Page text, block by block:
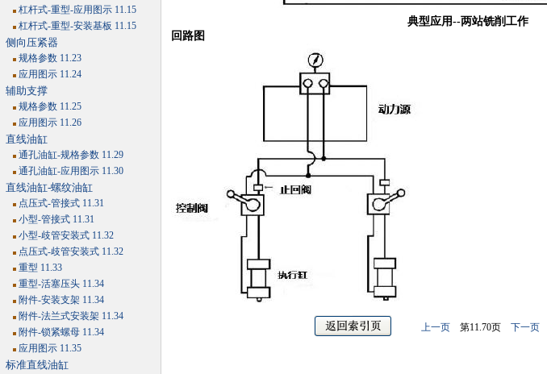
杠杆式-重型-应用图示 11.15
杠杆式-重型-安装基板 11.15
侧向压紧器
规格参数 11.23
应用图示 11.24
辅助支撑
规格参数 11.25
应用图示 11.26
直线油缸
通孔油缸-规格参数 11.29
通孔油缸-应用图示 11.30
直线油缸-螺纹油缸
点压式-管接式 11.31
小型-管接式 11.31
小型-歧管安装式 11.32
点压式-歧管安装式 11.32
重型 11.33
重型-活塞压头 11.34
附件-安装支架 11.34
附件-法兰式安装架 11.34
附件-锁紧螺母 11.34
应用图示 11.35
标准直线油缸
典型应用--两站铣削工作
回路图
上一页 第11.70页 下一页